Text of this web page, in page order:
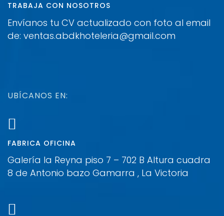
TRABAJA CON NOSOTROS
Envíanos tu CV actualizado con foto al email
de: ventas.abdkhoteleria@gmail.com
UBÍCANOS EN:
FABRICA OFICINA
Galería la Reyna piso 7 – 702 B Altura cuadra
8 de Antonio bazo Gamarra , La Victoria